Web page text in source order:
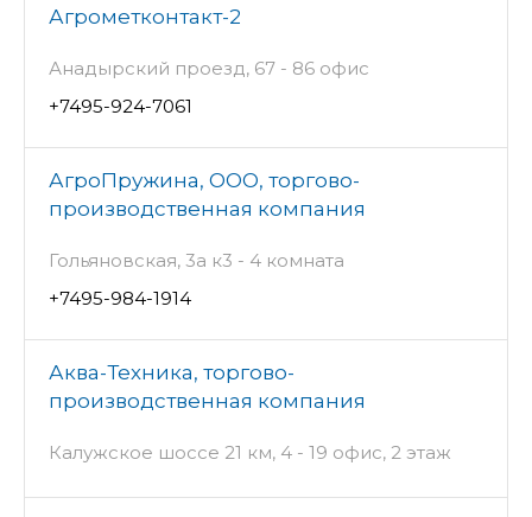
Агрометконтакт-2
Анадырский проезд, 67 - 86 офис
+7495-924-7061
АгроПружина, ООО, торгово-
производственная компания
Гольяновская, 3а к3 - 4 комната
+7495-984-1914
Аква-Техника, торгово-
производственная компания
Калужское шоссе 21 км, 4 - 19 офис, 2 этаж